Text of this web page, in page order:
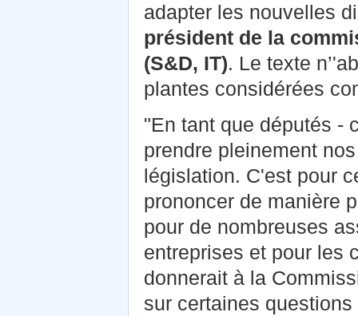
adapter les nouvelles
président de la
(S&D, IT). Le texte
plantes considérées
"En tant que députés -
prendre pleinement
législation. C'est pour
prononcer de manière
pour de nombreuses
entreprises et pour les
donnerait à la
sur certaines